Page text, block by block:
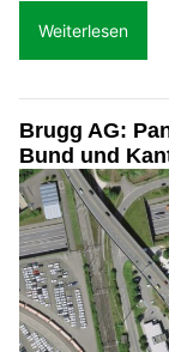
Weiterlesen
Brugg AG:
Bund und